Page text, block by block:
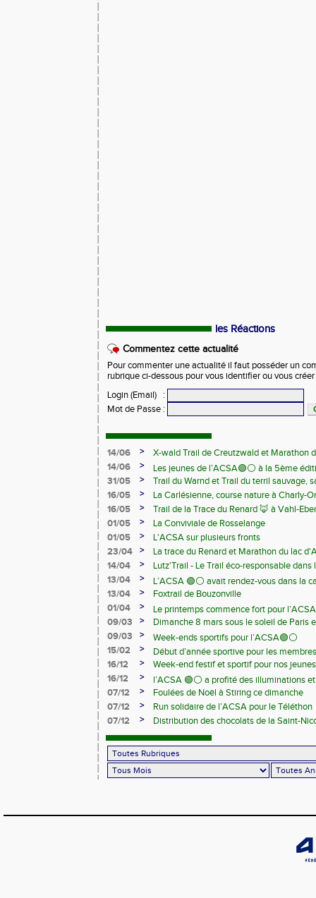
les Réactions
Commentez cette actualité
Pour commenter une actualité il faut posséder un
rubrique ci-dessous pour vous identifier ou vous
Login (Email)
:
Mot de Passe :
14/06 >
X-wald Trail de Creutzwald et Marathon
14/06
>
Les jeunes de l’ACSA🟢⚪️ à la 5ème
Samedi 13 juin
31/05 >
Trail du Warnd et Trail du terril sauvage,
16/05
>
La Carlésienne, course nature à Charly-
16/05
>
Trail de la Trace du Renard 🦊 à Vahl-
01/05
>
La Conviviale de Rosselange
01/05
>
L'ACSA sur plusieurs fronts
23/04
>
La trace du Renard et Marathon du lac
14/04
>
Lutz'Trail - Le Trail éco-responsable dans
13/04
>
L’ACSA 🟢⚪️ avait rendez-vous dans la
13/04
>
Foxtrail de Bouzonville
01/04
>
Le printemps commence fort pour
09/03
>
Dimanche 8 mars sous le soleil de Paris
09/03
>
Week-ends sportifs pour l’ACSA🟢⚪️
15/02
>
Début d’année sportive pour les
16/12
>
Week-end festif et sportif pour nos
16/12
>
l’ACSA 🟢⚪️ a profité des illuminations
07/12
>
Foulées de Noël à Stiring ce dimanche
07/12
>
Run solidaire de l’ACSA pour le Téléthon
07/12
> Distribution des chocolats de la Saint-